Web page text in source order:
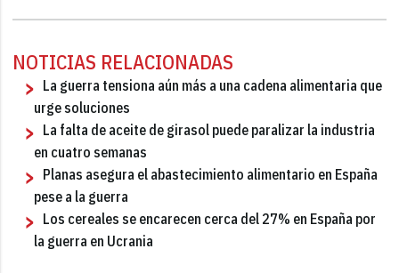
NOTICIAS RELACIONADAS
La guerra tensiona aún más a una cadena alimentaria que
urge soluciones
La falta de aceite de girasol puede paralizar la industria
en cuatro semanas
Planas asegura el abastecimiento alimentario en España
pese a la guerra
Los cereales se encarecen cerca del 27% en España por
la guerra en Ucrania